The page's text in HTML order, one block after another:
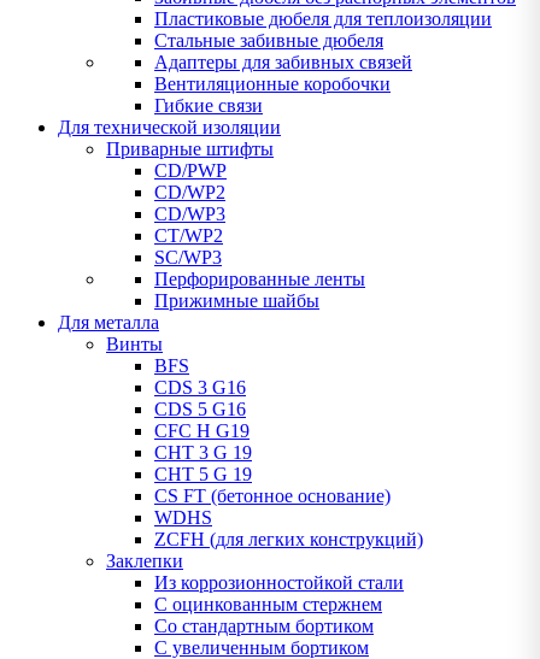
Пластиковые дюбеля для теплоизоляции
Стальные забивные дюбеля
Адаптеры для забивных связей
Вентиляционные коробочки
Гибкие связи
Для технической изоляции
Приварные штифты
CD/PWP
CD/WP2
CD/WP3
CT/WP2
SC/WP3
Перфорированные ленты
Прижимные шайбы
Для металла
Винты
BFS
CDS 3 G16
CDS 5 G16
CFC H G19
CHT 3 G 19
CHT 5 G 19
CS FT (бетонное основание)
WDHS
ZCFH (для легких конструкций)
Заклепки
Из коррозионностойкой стали
С оцинкованным стержнем
Со стандартным бортиком
С увеличенным бортиком